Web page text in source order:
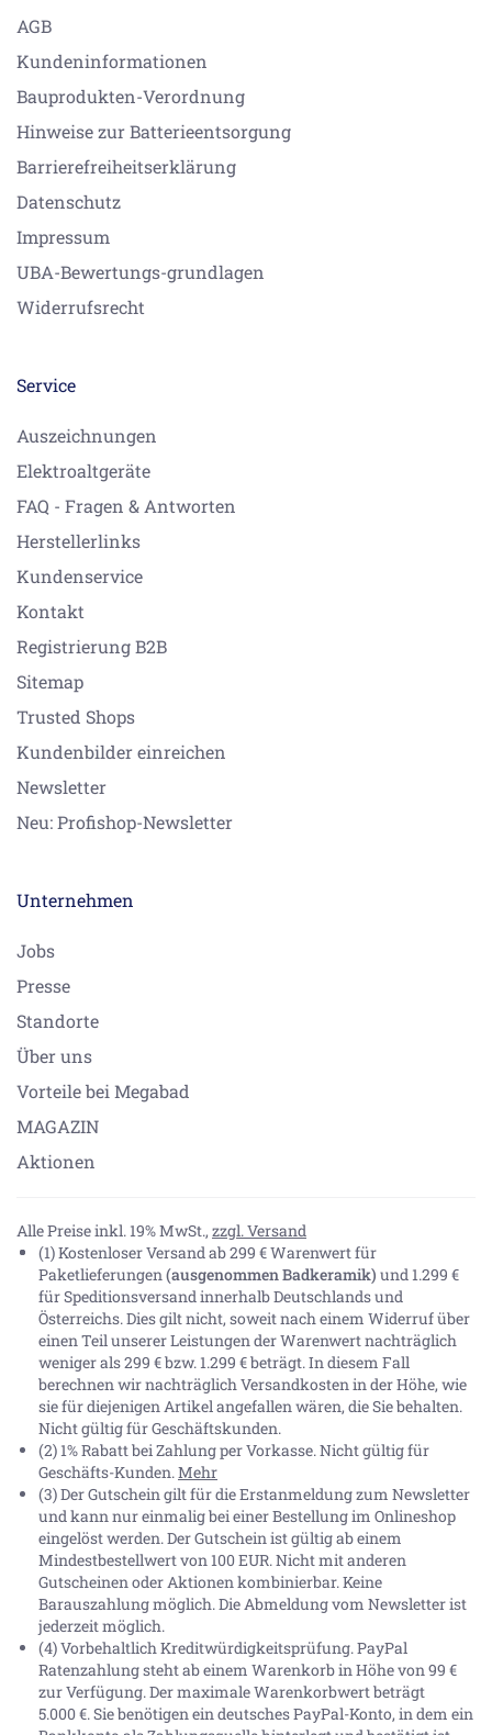
AGB
Kundeninformationen
Bauprodukten-Verordnung
Hinweise zur Batterieentsorgung
Barrierefreiheitserklärung
Datenschutz
Impressum
UBA-Bewertungs-grundlagen
Widerrufsrecht
Service
Auszeichnungen
Elektroaltgeräte
FAQ - Fragen & Antworten
Herstellerlinks
Kundenservice
Kontakt
Registrierung B2B
Sitemap
Trusted Shops
Kundenbilder einreichen
Newsletter
Neu: Profishop-Newsletter
Unternehmen
Jobs
Presse
Standorte
Über uns
Vorteile bei Megabad
MAGAZIN
Aktionen
Alle Preise inkl. 19% MwSt., zzgl. Versand
(1) Kostenloser Versand ab 299 € Warenwert für
Paketlieferungen(ausgenommen Badkeramik) und 1.299 €
für Speditionsversand innerhalb Deutschlands und
Österreichs. Dies gilt nicht, soweit nach einem Widerruf über
einen Teil unserer Leistungen der Warenwert nachträglich
weniger als 299 € bzw. 1.299 € beträgt. In diesem Fall
berechnen wir nachträglich Versandkosten in der Höhe, wie
sie für diejenigen Artikel angefallen wären, die Sie behalten.
Nicht gültig für Geschäftskunden.
(2) 1% Rabatt bei Zahlung per Vorkasse. Nicht gültig für
Geschäfts-Kunden.Mehr
(3) Der Gutschein gilt für die Erstanmeldung zum Newsletter
und kann nur einmalig bei einer Bestellung im Onlineshop
eingelöst werden. Der Gutschein ist gültig ab einem
Mindestbestellwert von 100 EUR. Nicht mit anderen
Gutscheinen oder Aktionen kombinierbar. Keine
Barauszahlung möglich. Die Abmeldung vom Newsletter ist
jederzeit möglich.
(4) Vorbehaltlich Kreditwürdigkeitsprüfung. PayPal
Ratenzahlung steht ab einem Warenkorb in Höhe von99 €
zur Verfügung. Der maximale Warenkorbwert beträgt
5.000 €. Sie benötigen ein deutsches PayPal-Konto, in dem ein